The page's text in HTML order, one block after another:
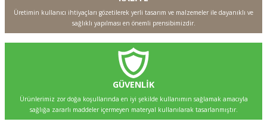
Üretimin kullanıcı ihtiyaçları gözetilerek yerli tasarım ve malzemeler ile dayanıklı ve
sağlıklı yapılması en önemli prensibimizdir.
GÜVENLİK
Ürünlerimiz zor doğa koşullarında en iyi şekilde kullanımın sağlamak amacıyla
sağlığa zararlı maddeler içermeyen materyal kullanılarak tasarlanmıştır.